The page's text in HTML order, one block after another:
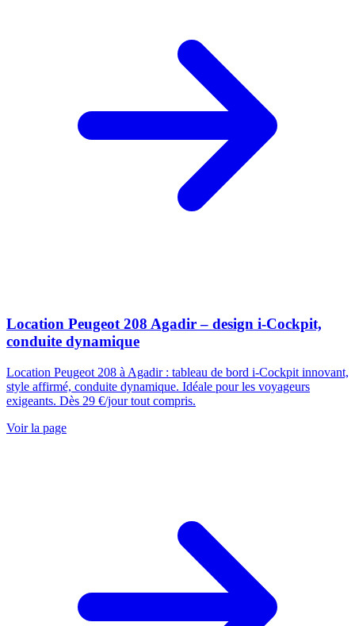
Location Peugeot 208 Agadir – design i-Cockpit,
conduite dynamique
Location Peugeot 208 à Agadir : tableau de bord i-Cockpit innovant,
style affirmé, conduite dynamique. Idéale pour les voyageurs
exigeants. Dès 29 €/jour tout compris.
Voir la page